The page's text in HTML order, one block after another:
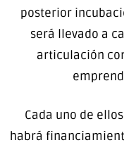
posterior
será llevado a
articulación
Cada uno de
habrá